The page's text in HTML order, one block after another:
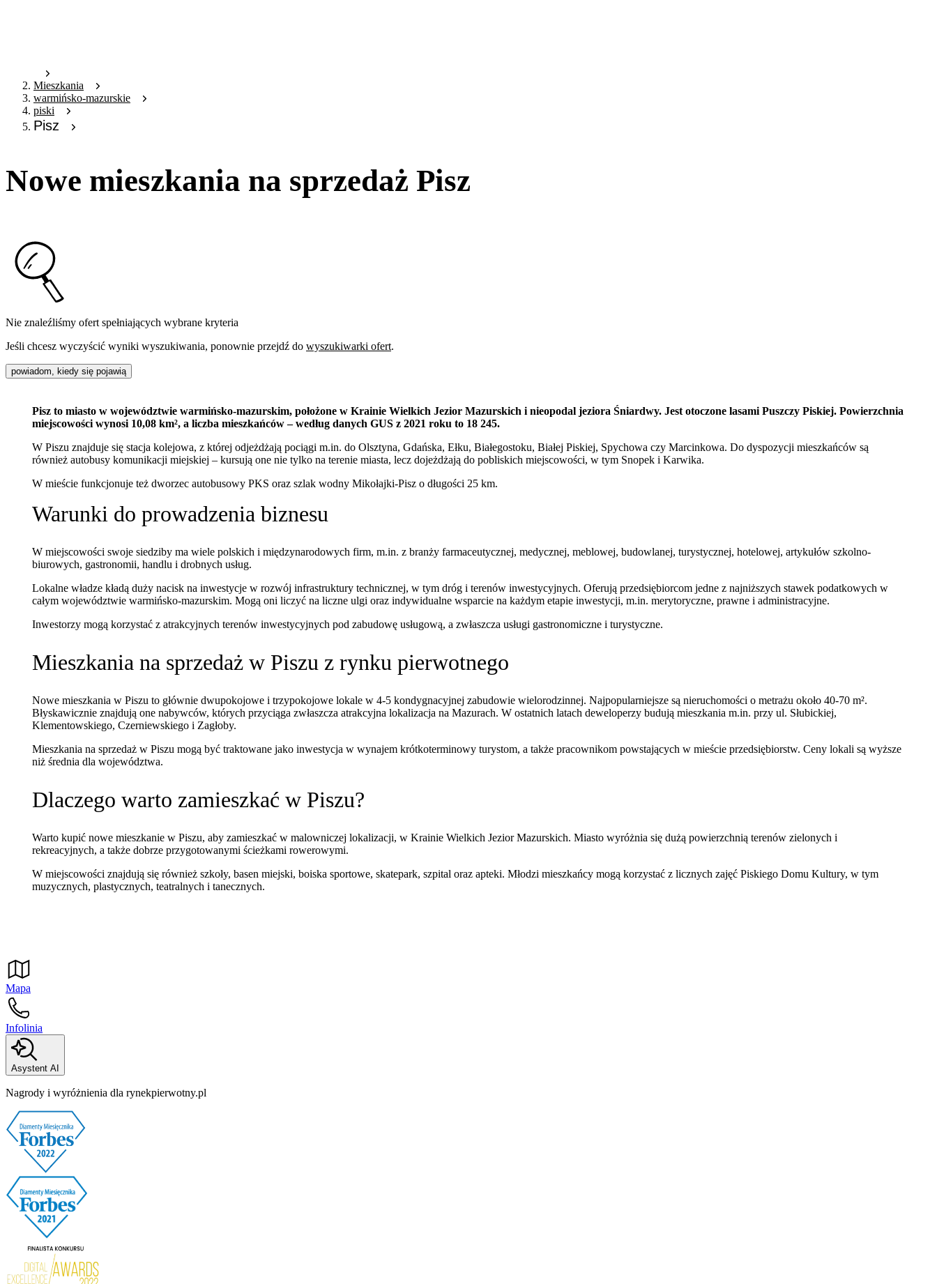
Mieszkania
warmińsko-mazurskie
piski
Pisz
Nowe mieszkania na sprzedaż Pisz
Nie znaleźliśmy ofert spełniających wybrane kryteria
Jeśli chcesz wyczyścić wyniki wyszukiwania, ponownie przejdź do wyszukiwarki ofert.
powiadom, kiedy się pojawią
Pisz to miasto w województwie warmińsko-mazurskim, położone w Krainie Wielkich Jezior Mazurskich i nieopodal jeziora Śniardwy. Jest otoczone lasami Puszczy Piskiej. Powierzchnia
miejscowości wynosi 10,08 km², a liczba mieszkańców – według danych GUS z 2021 roku to 18 245.
W Piszu znajduje się stacja kolejowa, z której odjeżdżają pociągi m.in. do Olsztyna, Gdańska, Ełku, Białegostoku, Białej Piskiej, Spychowa czy Marcinkowa. Do dyspozycji mieszkańców są
również autobusy komunikacji miejskiej – kursują one nie tylko na terenie miasta, lecz dojeżdżają do pobliskich miejscowości, w tym Snopek i Karwika.
W mieście funkcjonuje też dworzec autobusowy PKS oraz szlak wodny Mikołajki-Pisz o długości 25 km.
Warunki do prowadzenia biznesu
W miejscowości swoje siedziby ma wiele polskich i międzynarodowych firm, m.in. z branży farmaceutycznej, medycznej, meblowej, budowlanej, turystycznej, hotelowej, artykułów szkolno-
biurowych, gastronomii, handlu i drobnych usług.
Lokalne władze kładą duży nacisk na inwestycje w rozwój infrastruktury technicznej, w tym dróg i terenów inwestycyjnych. Oferują przedsiębiorcom jedne z najniższych stawek podatkowych w
całym województwie warmińsko-mazurskim. Mogą oni liczyć na liczne ulgi oraz indywidualne wsparcie na każdym etapie inwestycji, m.in. merytoryczne, prawne i administracyjne.
Inwestorzy mogą korzystać z atrakcyjnych terenów inwestycyjnych pod zabudowę usługową, a zwłaszcza usługi gastronomiczne i turystyczne.
Mieszkania na sprzedaż w Piszu z rynku pierwotnego
Nowe mieszkania w Piszu to głównie dwupokojowe i trzypokojowe lokale w 4-5 kondygnacyjnej zabudowie wielorodzinnej. Najpopularniejsze są nieruchomości o metrażu około 40-70 m².
Błyskawicznie znajdują one nabywców, których przyciąga zwłaszcza atrakcyjna lokalizacja na Mazurach. W ostatnich latach deweloperzy budują mieszkania m.in. przy ul. Słubickiej,
Klementowskiego, Czerniewskiego i Zagłoby.
Mieszkania na sprzedaż w Piszu mogą być traktowane jako inwestycja w wynajem krótkoterminowy turystom, a także pracownikom powstających w mieście przedsiębiorstw. Ceny lokali są wyższe
niż średnia dla województwa.
Dlaczego warto zamieszkać w Piszu?
Warto kupić nowe mieszkanie w Piszu, aby zamieszkać w malowniczej lokalizacji, w Krainie Wielkich Jezior Mazurskich. Miasto wyróżnia się dużą powierzchnią terenów zielonych i
rekreacyjnych, a także dobrze przygotowanymi ścieżkami rowerowymi.
W miejscowości znajdują się również szkoły, basen miejski, boiska sportowe, skatepark, szpital oraz apteki. Młodzi mieszkańcy mogą korzystać z licznych zajęć Piskiego Domu Kultury, w tym
muzycznych, plastycznych, teatralnych i tanecznych.
Mapa
Infolinia
Asystent AI
Nagrody i wyróżnienia dla rynekpierwotny.pl